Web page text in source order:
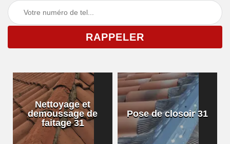
Nettoyage et
demoussage de
faitage 31
Pose de closoir 31